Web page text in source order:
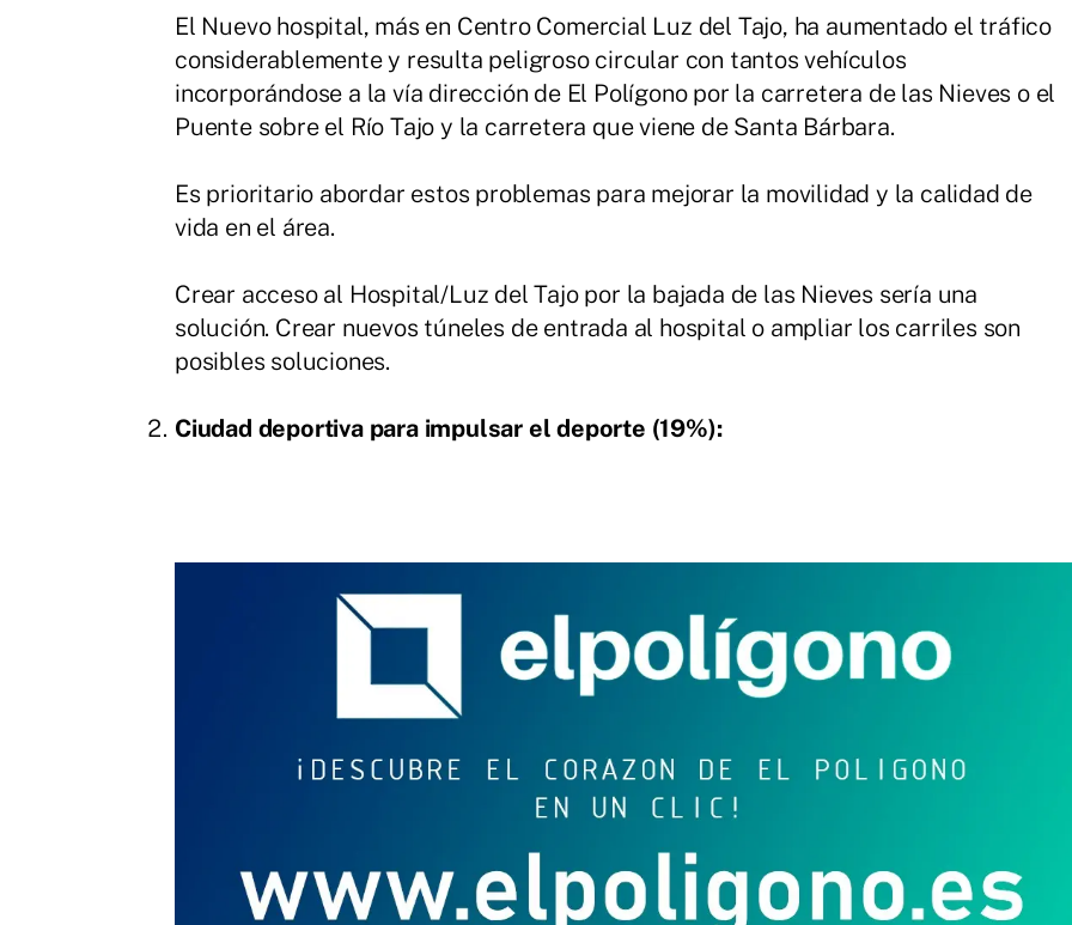
El Nuevo hospital, más en Centro Comercial Luz del Tajo, ha aumentado el tráfico
considerablemente y resulta peligroso circular con tantos vehículos
incorporándose a la vía dirección de El Polígono por la carretera de las Nieves o el
Puente sobre el Río Tajo y la carretera que viene de Santa Bárbara.
Es prioritario abordar estos problemas para mejorar la movilidad y la calidad de
vida en el área.
Crear acceso al Hospital/Luz del Tajo por la bajada de las Nieves sería una
solución. Crear nuevos túneles de entrada al hospital o ampliar los carriles son
posibles soluciones.
Ciudad deportiva para impulsar el deporte (19%):